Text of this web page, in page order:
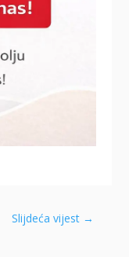
Slijdeća vijest →